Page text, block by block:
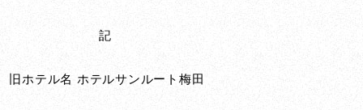
記
旧ホテル名 ホテルサンルート梅田